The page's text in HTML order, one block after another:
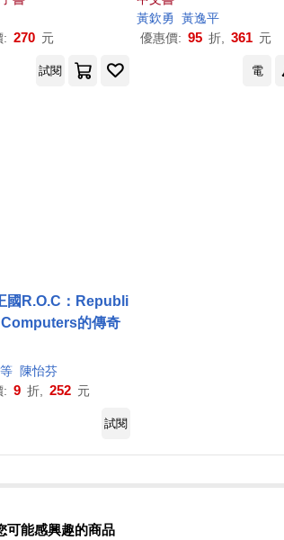
: 270 元
黃欽勇 黃逸平
優惠價: 95 折, 361 元
試閱 電
國R.O.C：Republi
的傳奇
等
陳怡芬
: 9 折, 252 元
試閱
可能感興趣的商品